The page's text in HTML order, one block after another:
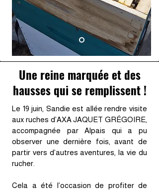
Une reine marquée et des
hausses qui se remplissent !
Le 19 juin, Sandie est allée rendre visite
aux ruches d’AXA JAQUET GRÉGOIRE,
accompagnée par Alpais qui a pu
observer une dernière fois, avant de
partir vers d’autres aventures, la vie du
rucher.
Cela a été l’occasion de profiter de